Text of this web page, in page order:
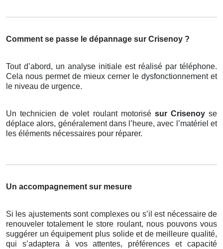
Comment se passe le dépannage sur Crisenoy ?
Tout d’abord, un analyse initiale est réalisé par téléphone.
Cela nous permet de mieux cerner le dysfonctionnement et
le niveau de urgence.
Un technicien de volet roulant motorisé sur Crisenoy se
déplace alors, généralement dans l’heure, avec l’matériel et
les éléments nécessaires pour réparer.
Un accompagnement sur mesure
Si les ajustements sont complexes ou s’il est nécessaire de
renouveler totalement le store roulant, nous pouvons vous
suggérer un équipement plus solide et de meilleure qualité,
qui s’adaptera à vos attentes, préférences et capacité